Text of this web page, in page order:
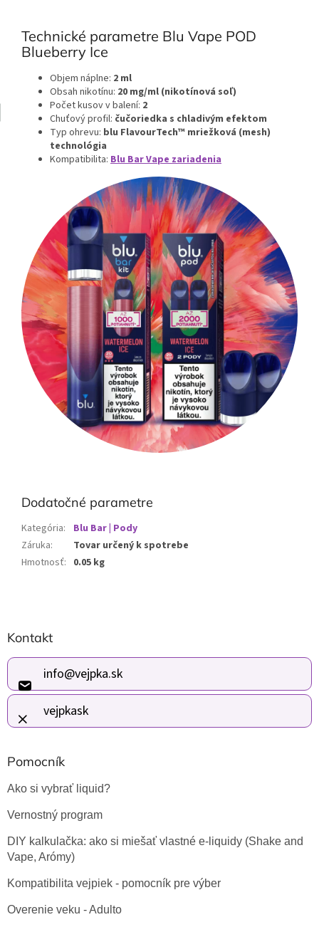
Technické parametre Blu Vape POD
Blueberry Ice
Objem náplne: 2 ml
Obsah nikotínu: 20 mg/ml (nikotínová soľ)
Počet kusov v balení: 2
Chuťový profil: čučoriedka s chladivým efektom
Typ ohrevu: blu FlavourTech™ mriežková (mesh)
technológia
Kompatibilita: Blu Bar Vape zariadenia
Dodatočné parametre
Kategória:
Blu Bar | Pody
Záruka:
Tovar určený k spotrebe
Hmotnosť: 0.05 kg
á
p
t
i
e
Kontakt
info@vejpka.sk
vejpkask
Pomocník
Ako si vybrať liquid?
Vernostný program
DIY kalkulačka: ako si miešať vlastné e-liquidy (Shake and
Vape, Arómy)
Kompatibilita vejpiek - pomocník pre výber
Overenie veku - Adulto